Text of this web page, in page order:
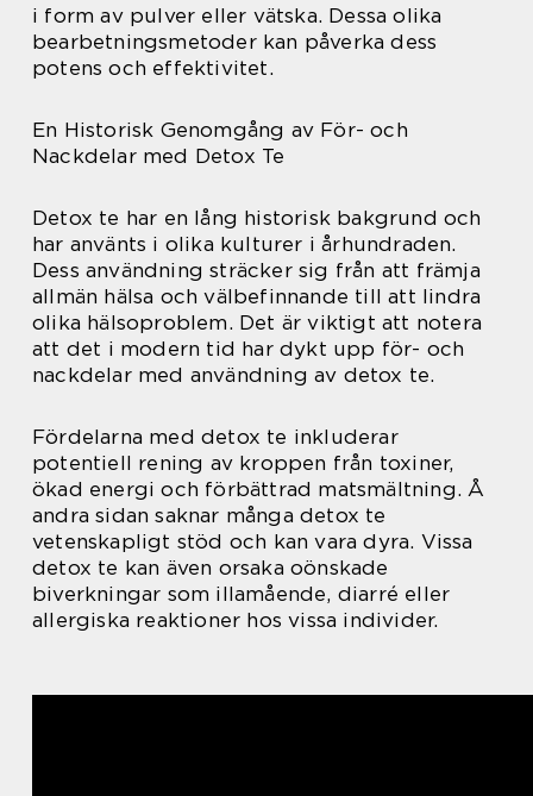
i form av pulver eller vätska. Dessa olika
bearbetningsmetoder kan påverka dess
potens och effektivitet.
En Historisk Genomgång av För- och
Nackdelar med Detox Te
Detox te har en lång historisk bakgrund och
har använts i olika kulturer i århundraden.
Dess användning sträcker sig från att främja
allmän hälsa och välbefinnande till att lindra
olika hälsoproblem. Det är viktigt att notera
att det i modern tid har dykt upp för- och
nackdelar med användning av detox te.
Fördelarna med detox te inkluderar
potentiell rening av kroppen från toxiner,
ökad energi och förbättrad matsmältning. Å
andra sidan saknar många detox te
vetenskapligt stöd och kan vara dyra. Vissa
detox te kan även orsaka oönskade
biverkningar som illamående, diarré eller
allergiska reaktioner hos vissa individer.